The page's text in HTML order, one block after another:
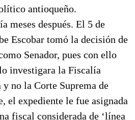
antioqueño.
meses después. El 5 de
Escobar tomó la decisión de
Senador, pues con ello
investigara la Fiscalía
no la Corte Suprema de
el expediente le fue asignada
fiscal considerada de ‘línea